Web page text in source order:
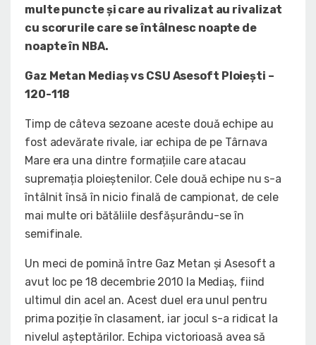
multe puncte și care au rivalizat au rivalizat
cu scorurile care se întâlnesc noapte de
noapte în NBA.
Gaz Metan Mediaș vs CSU Asesoft Ploiești –
120-118
Timp de câteva sezoane aceste două echipe au
fost adevărate rivale, iar echipa de pe Târnava
Mare era una dintre formațiile care atacau
supremația ploieștenilor. Cele două echipe nu s-a
întâlnit însă în nicio finală de campionat, de cele
mai multe ori bătăliile desfășurându-se în
semifinale.
Un meci de pomină între Gaz Metan și Asesoft a
avut loc pe 18 decembrie 2010 la Mediaș, fiind
ultimul din acel an. Acest duel era unul pentru
prima poziție în clasament, iar jocul s-a ridicat la
nivelul așteptărilor. Echipa victorioasă avea să